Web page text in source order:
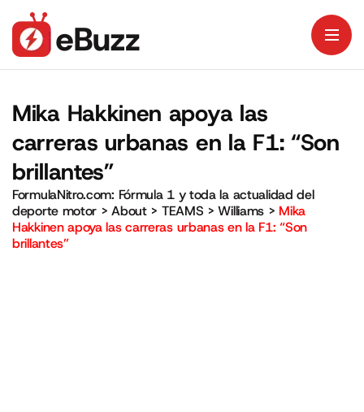
Mika Hakkinen apoya las
carreras urbanas en la F1: “Son
brillantes”
FormulaNitro.com: Fórmula 1 y toda la actualidad del
deporte motor >About> TEAMS >Williams > Mika
Hakkinen apoya las carreras urbanas en la F1: “Son
brillantes”